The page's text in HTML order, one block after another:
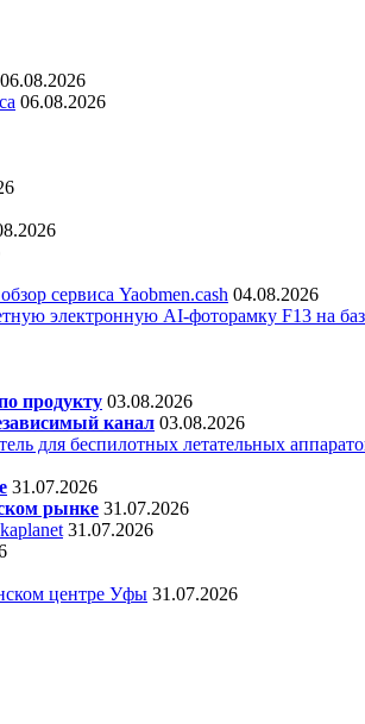
06.08.2026
06.08.2026
сервиса Yaobmen.cash 04.08.2026
электронную AI-фоторамку F13 на
продукту 03.08.2026
канал 03.08.2026
для беспилотных летательных
31.07.2026
рынке 31.07.2026
31.07.2026
центре Уфы 31.07.2026